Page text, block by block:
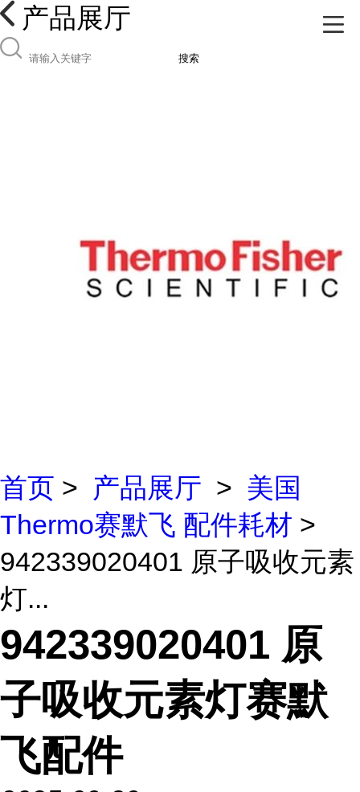
产品展厅
搜索
首页 > 产品展厅 > 美国
Thermo赛默飞 配件耗材 >
942339020401 原子吸收元素
灯...
942339020401 原
子吸收元素灯赛默
飞配件